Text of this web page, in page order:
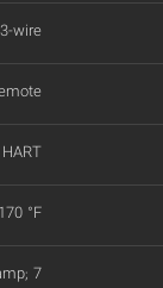
wire
°F
7